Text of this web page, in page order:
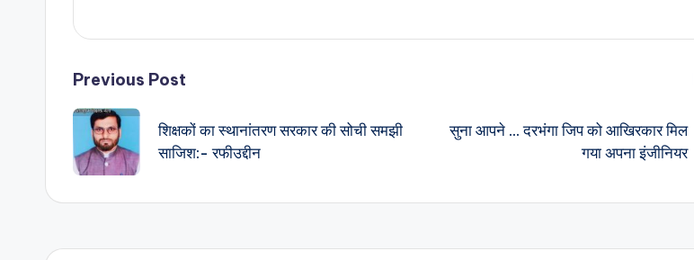
k
Post
navigation
Previous Post
शिक्षकों का स्थानांतरण सरकार की सोची समझी
साजिश:- रफीउद्दीन
सुना आपने … दरभंगा जिप को आखिरकार मिल
गया अपना इंजीनियर